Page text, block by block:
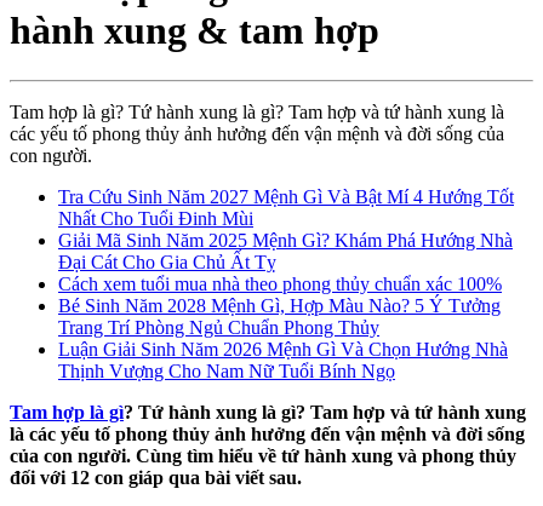
hành xung & tam hợp
Tam hợp là gì? Tứ hành xung là gì? Tam hợp và tứ hành xung là
các yếu tố phong thủy ảnh hưởng đến vận mệnh và đời sống của
con người.
Tra Cứu Sinh Năm 2027 Mệnh Gì Và Bật Mí 4 Hướng Tốt
Nhất Cho Tuổi Đinh Mùi
Giải Mã Sinh Năm 2025 Mệnh Gì? Khám Phá Hướng Nhà
Đại Cát Cho Gia Chủ Ất Tỵ
Cách xem tuổi mua nhà theo phong thủy chuẩn xác 100%
Bé Sinh Năm 2028 Mệnh Gì, Hợp Màu Nào? 5 Ý Tưởng
Trang Trí Phòng Ngủ Chuẩn Phong Thủy
Luận Giải Sinh Năm 2026 Mệnh Gì Và Chọn Hướng Nhà
Thịnh Vượng Cho Nam Nữ Tuổi Bính Ngọ
Tam hợp là gì? Tứ hành xung là gì? Tam hợp và tứ hành xung
là các yếu tố phong thủy ảnh hưởng đến vận mệnh và đời sống
của con người. Cùng tìm hiểu về tứ hành xung và phong thủy
đối với 12 con giáp qua bài viết sau.